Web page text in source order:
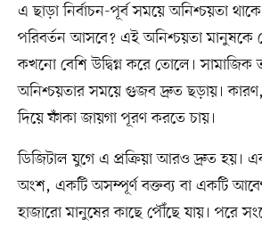
এ ছাড়া নির্বাচন-পূর্ব সময়ে অনিশ্চয়তা
পরিবর্তন আসবে? এই অনিশ্চয়তা
কখনো বেশি উদ্বিগ্ন করে তোলে। সামাজিক
অনিশ্চয়তার সময়ে গুজব দ্রুত ছড়ায়।
দিয়ে ফাঁকা জায়গা পূরণ করতে চায়।
ডিজিটাল যুগে এ প্রক্রিয়া আরও দ্রুত হয়।
অংশ, একটি অসম্পূর্ণ বক্তব্য বা একটি
হাজারো মানুষের কাছে পৌঁছে যায়। পরে